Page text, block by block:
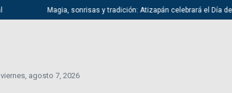
Magia, sonrisas y tradición: Atizapán celebrará el Día de
viernes, agosto 7, 2026